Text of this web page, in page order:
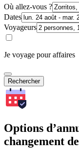
Où allez-vous ?
Dates
Voyageurs
Je voyage pour affaires
Rechercher
Options
changement